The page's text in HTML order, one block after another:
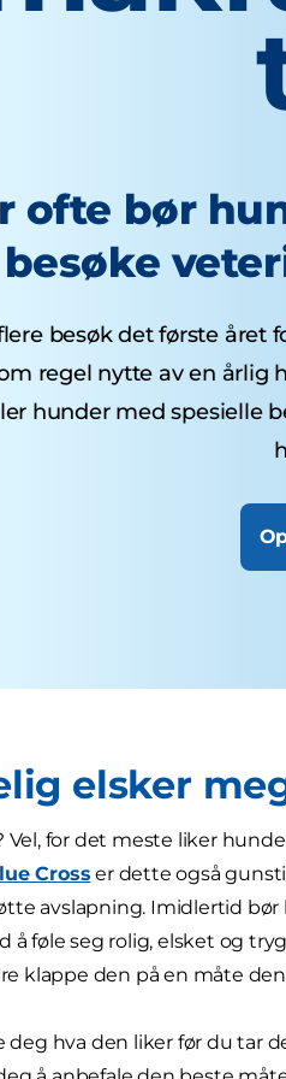
ofte bør
besøke
besøk det første året
regel nytte av en årlig
hunder med spesielle
elsker
for det meste liker
Cross er dette også
avslapning. Imidlertid
føle seg rolig, elsket og
klappe den på en måte
hva den liker før du tar